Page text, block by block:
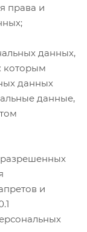
права и
данных,
которым
данных
данные,
и